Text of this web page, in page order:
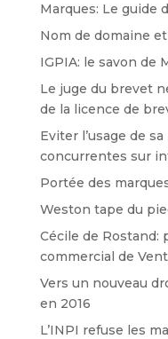
Marques: Le guide
Nom de domaine
IGPIA: le savon de
Le juge du brevet
de la licence de
Eviter l’usage de
concurrentes sur
Portée des
Weston tape du
Cécile de Rostand:
commercial de
Vers un nouveau
en 2016
L’INPI refuse les